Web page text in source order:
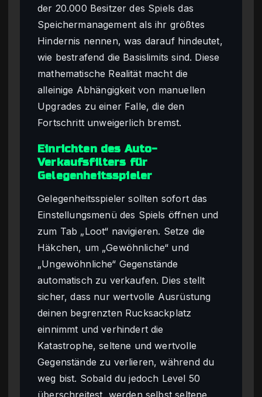
der 20.000 Besitzer des Spiels das
Speichermanagement als ihr größtes
Hindernis nennen, was darauf hindeutet,
wie bestrafend die Basislimits sind. Diese
mathematische Realität macht die
alleinige Abhängigkeit von manuellen
Upgrades zu einer Falle, die den
Fortschritt unweigerlich bremst.
Einrichten des Auto-
Verkaufsfilters für
Gelegenheitsspieler
Gelegenheitsspieler sollten sofort das
Einstellungsmenü des Spiels öffnen und
zum Tab „Loot“ navigieren. Setze die
Häkchen, um „Gewöhnliche“ und
„Ungewöhnliche“ Gegenstände
automatisch zu verkaufen. Dies stellt
sicher, dass nur wertvolle Ausrüstung
deinen begrenzten Rucksackplatz
einnimmt und verhindert die
Katastrophe, seltene und wertvolle
Gegenstände zu verlieren, während du
weg bist. Sobald du jedoch Level 50
überschreitest, werden selbst seltene